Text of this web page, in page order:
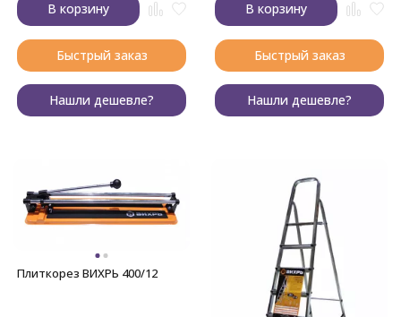
В корзину
Быстрый заказ
Нашли дешевле?
В корзину
Быстрый заказ
Нашли дешевле?
Плиткорез ВИХРЬ 400/12